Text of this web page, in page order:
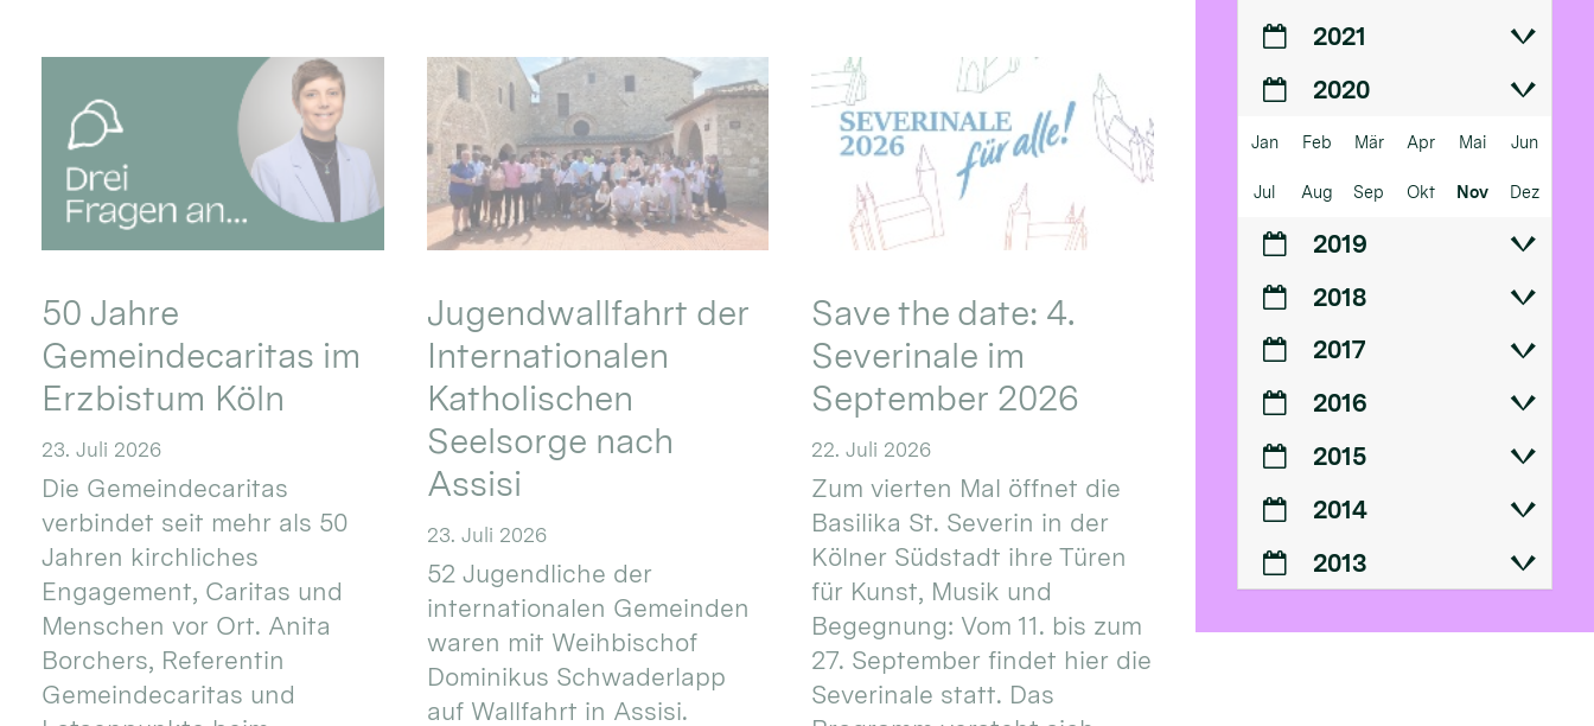
50 Jahre
Gemeindecaritas im
Erzbistum Köln
23. Juli 2026
Die Gemeindecaritas
verbindet seit mehr als 50
Jahren kirchliches
Engagement, Caritas und
Menschen vor Ort. Anita
Borchers, Referentin
Gemeindecaritas und
Jugendwallfahrt der
Internationalen
Katholischen
Seelsorge nach
Assisi
23. Juli 2026
52 Jugendliche der
internationalen Gemeinden
waren mit Weihbischof
Dominikus Schwaderlapp
auf Wallfahrt in Assisi.
Save the date: 4.
Severinale im
September 2026
22. Juli 2026
Zum vierten Mal öffnet die
Basilika St. Severin in der
Kölner Südstadt ihre Türen
für Kunst, Musik und
Begegnung: Vom 11. bis zum
27. September findet hier die
Severinale statt. Das
2021
2020
Jan Feb Mär Apr Mai Jun
Jul Aug Sep Okt Nov Dez
2019
2018
2017
2016
2015
2014
2013